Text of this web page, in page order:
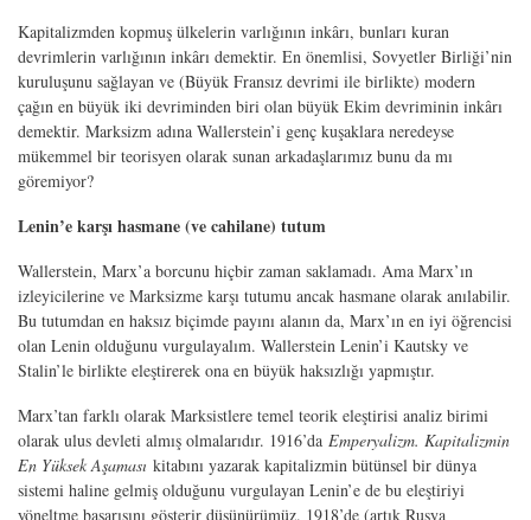
Kapitalizmden kopmuş ülkelerin varlığının inkârı, bunları kuran
devrimlerin varlığının inkârı demektir. En önemlisi, Sovyetler Birliği’nin
kuruluşunu sağlayan ve (Büyük Fransız devrimi ile birlikte) modern
çağın en büyük iki devriminden biri olan büyük Ekim devriminin inkârı
demektir. Marksizm adına Wallerstein’i genç kuşaklara neredeyse
mükemmel bir teorisyen olarak sunan arkadaşlarımız bunu da mı
göremiyor?
Lenin’e karşı hasmane (ve cahilane) tutum
Wallerstein, Marx’a borcunu hiçbir zaman saklamadı. Ama Marx’ın
izleyicilerine ve Marksizme karşı tutumu ancak hasmane olarak anılabilir.
Bu tutumdan en haksız biçimde payını alanın da, Marx’ın en iyi öğrencisi
olan Lenin olduğunu vurgulayalım. Wallerstein Lenin’i Kautsky ve
Stalin’le birlikte eleştirerek ona en büyük haksızlığı yapmıştır.
Marx’tan farklı olarak Marksistlere temel teorik eleştirisi analiz birimi
olarak ulus devleti almış olmalarıdır. 1916’da Emperyalizm. Kapitalizmin
En Yüksek Aşaması kitabını yazarak kapitalizmin bütünsel bir dünya
sistemi haline gelmiş olduğunu vurgulayan Lenin’e de bu eleştiriyi
yöneltme başarısını gösterir düşünürümüz. 1918’de (artık Rusya